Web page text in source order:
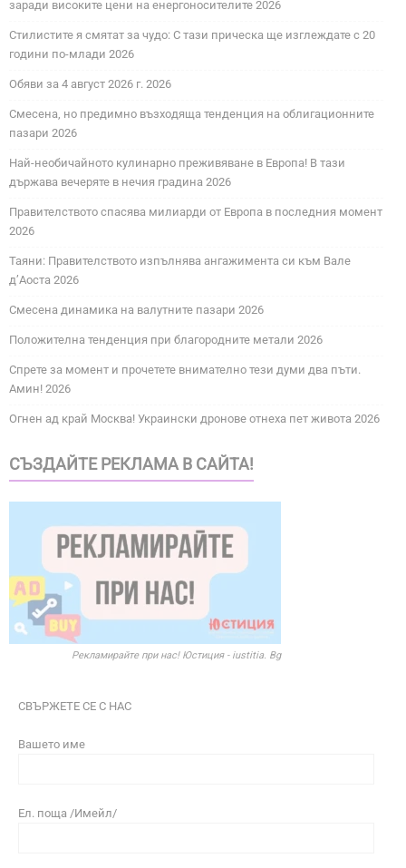
заради високите цени на енергоносителите 2026
Стилистите я смятат за чудо: С тази прическа ще изглеждате с 20
години по-млади 2026
Обяви за 4 август 2026 г. 2026
Смесена, но предимно възходяща тенденция на облигационните
пазари 2026
Най-необичайното кулинарно преживяване в Европа! В тази
държава вечеряте в нечия градина 2026
Правителството спасява милиарди от Европа в последния момент
2026
Таяни: Правителството изпълнява ангажимента си към Вале
д’Аоста 2026
Смесена динамика на валутните пазари 2026
Положителна тенденция при благородните метали 2026
Спрете за момент и прочетете внимателно тези думи два пъти.
Амин! 2026
Огнен ад край Москва! Украински дронове отнеха пет живота 2026
СЪЗДАЙТЕ РЕКЛАМА В САЙТА!
Рекламирайте при нас! Юстиция - iustitia. Bg
СВЪРЖЕТЕ СЕ С НАС
Вашето име
Ел. поща /Имейл/